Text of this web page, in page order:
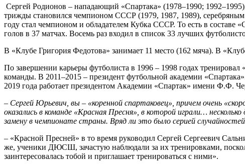
Сергей Родионов – нападающий «Спартака» (1978–1990;
трижды становился чемпионом СССР (1979, 1987, 1989),
году стал чемпионом и обладателем Кубка СССР. То есть в составе
голов в 37 матчах. Восемь раз входил в список 33 лучших
В «Клубе Григория Федотова» занимает 11 место (162 мяча). В
По завершении карьеры футболиста в 1996 – 1998 годах тренировал
команды. В 2011–2015 – президент футбольной академии
2019 года работает президентом Академии «Спартак» имени Ф.Ф.
– Сергей Юрьевич, вы – «коренной спартаковец», причем очень
оказались в команде «Красная Пресня», в которой играли…
замену в чемпионате страны. Вряд ли это было серией
– «Красной Пресней» в то время руководил Сергей Сергеевич
же, ученики ДЮСШ, зачастую наблюдали за их тренировками,
заинтересовалась тобой и приглашает тренироваться с ними».